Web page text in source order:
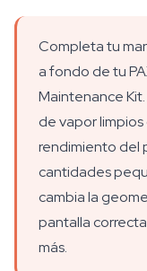
Completa tu
a fondo de tu
Maintenance
de vapor
rendimiento del
cantidades
cambia la
pantalla
más.